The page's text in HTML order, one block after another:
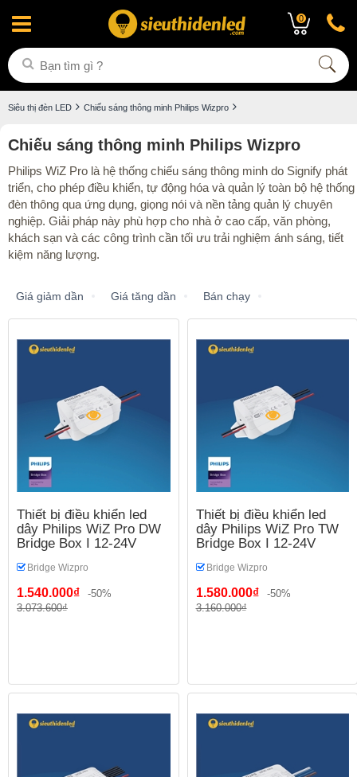
0
Siêu thị đèn LED Chiếu sáng thông minh Philips Wizpro
Chiếu sáng thông minh Philips Wizpro
Philips WiZ Pro là hệ thống chiếu sáng thông minh do Signify phát
triển, cho phép điều khiển, tự động hóa và quản lý toàn bộ hệ thống
đèn thông qua ứng dụng, giọng nói và nền tảng quản lý chuyên
nghiệp. Giải pháp này phù hợp cho nhà ở cao cấp, văn phòng,
khách sạn và các công trình cần tối ưu trải nghiệm ánh sáng, tiết
kiệm năng lượng.
Giá giảm dần Giá tăng dần Bán chạy
Thiết bị điều khiển led
dây Philips WiZ Pro DW
Bridge Box I 12-24V
Bridge Wizpro
1.540.000₫
-50%
3.073.600₫
Thiết bị điều khiển led
dây Philips WiZ Pro TW
Bridge Box I 12-24V
Bridge Wizpro
1.580.000₫
-50%
3.160.000₫